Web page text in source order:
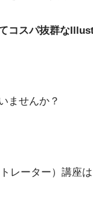
コスパ抜群な
ませんか？
レーター）講座